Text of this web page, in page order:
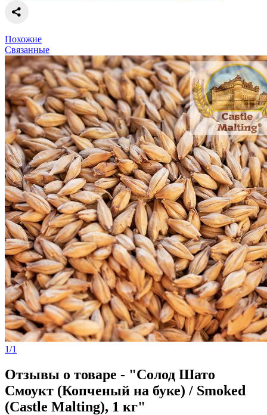
Похожие
Связанные
1/1
Отзывы о товаре - "Солод Шато
Смоукт (Копченый на буке) / Smoked
(Castle Malting), 1 кг"